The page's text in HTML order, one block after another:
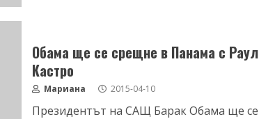
Обама ще се срещне в Панама с Раул
Кастро
Мариана 2015-04-10
Президентът на САЩ Барак Обама ще се